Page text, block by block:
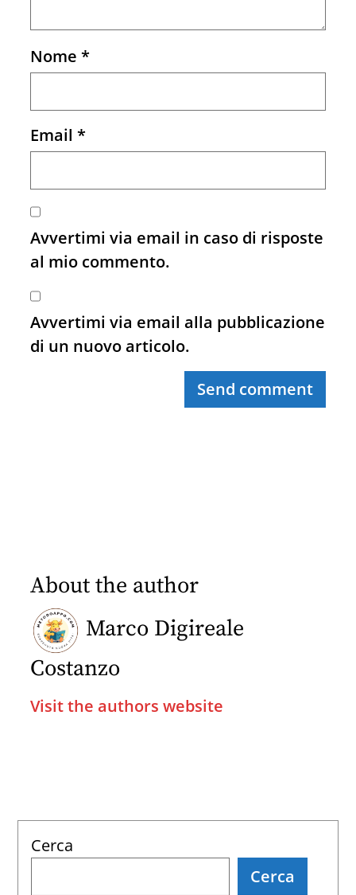
Nome*
Email*
Avvertimi via email in caso di risposte
al mio commento.
Avvertimi via email alla pubblicazione
di un nuovo articolo.
Send comment
About the author
Marco Digireale
Costanzo
Visit the authors website
Cerca
Cerca